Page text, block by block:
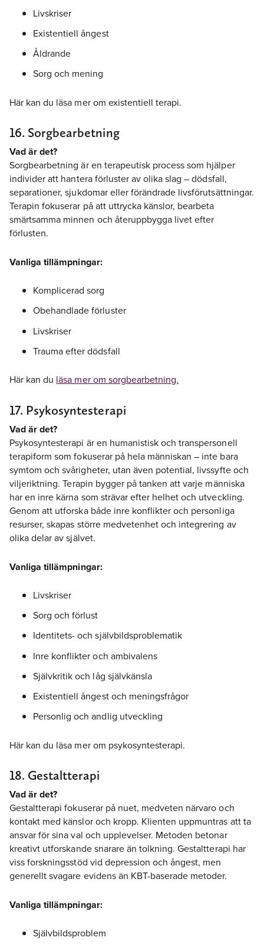
Livskriser
Existentiell ångest
Åldrande
Sorg och mening
Här kan du läsa mer om existentiell terapi.
16. Sorgbearbetning
Vad är det?
Sorgbearbetning är en terapeutisk process som hjälper
individer att hantera förluster av olika slag – dödsfall,
separationer, sjukdomar eller förändrade livsförutsättningar.
Terapin fokuserar på att uttrycka känslor, bearbeta
smärtsamma minnen och återuppbygga livet efter
förlusten.
Vanliga tillämpningar:
Komplicerad sorg
Obehandlade förluster
Livskriser
Trauma efter dödsfall
Här kan du läsa mer om sorgbearbetning.
17. Psykosyntesterapi
Vad är det?
Psykosyntesterapi är en humanistisk och transpersonell
terapiform som fokuserar på hela människan – inte bara
symtom och svårigheter, utan även potential, livssyfte och
viljeriktning. Terapin bygger på tanken att varje människa
har en inre kärna som strävar efter helhet och utveckling.
Genom att utforska både inre konflikter och personliga
resurser, skapas större medvetenhet och integrering av
olika delar av självet.
Vanliga tillämpningar:
Livskriser
Sorg och förlust
Identitets- och självbildsproblematik
Inre konflikter och ambivalens
Självkritik och låg självkänsla
Existentiell ångest och meningsfrågor
Personlig och andlig utveckling
Här kan du läsa mer om psykosyntesterapi.
18. Gestaltterapi
Vad är det?
Gestaltterapi fokuserar på nuet, medveten närvaro och
kontakt med känslor och kropp. Klienten uppmuntras att ta
ansvar för sina val och upplevelser. Metoden betonar
kreativt utforskande snarare än tolkning. Gestaltterapi har
viss forskningsstöd vid depression och ångest, men
generellt svagare evidens än KBT-baserade metoder.
Vanliga tillämpningar:
Självbildsproblem